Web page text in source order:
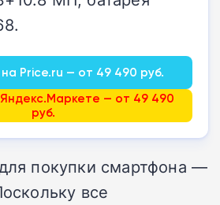
Price.ru — от 49 490 руб.
— от 49 490
руб.
покупки смартфона —
все